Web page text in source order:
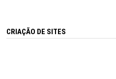
CRIAÇÃO DE SITES